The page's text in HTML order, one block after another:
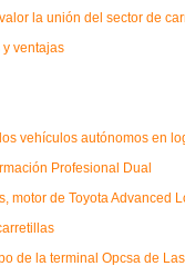
la unión del sector de
ventajas
vehículos autónomos en
Profesional Dual
motor de Toyota Advanced
de la terminal Opcsa de